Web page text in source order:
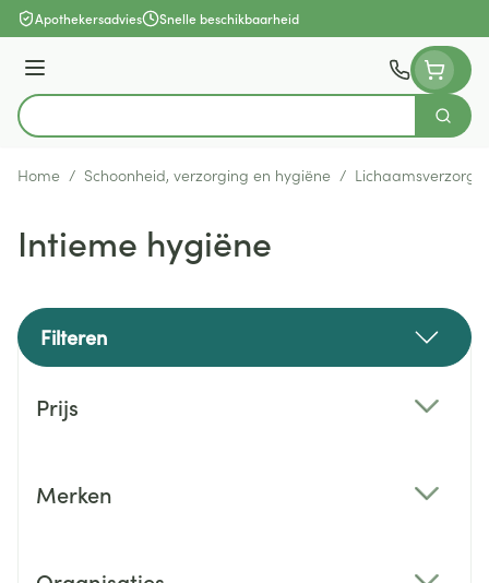
Ga naar de inhoud
Apothekersadvies Snelle beschikbaarheid
Menu
Product, merk, categorie...
Zoek
Home / Schoonheid, verzorging en hygiëne /
Intieme hygiëne
Filteren
Prijs
Merken